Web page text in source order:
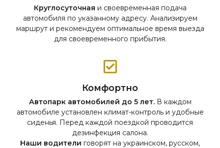
Круглосуточная и своевременная подача
автомобиля по указанному адресу. Анализируем
маршрут и рекомендуем оптимальное время выезда
для своевременного прибытия.
Комфортно
Автопарк автомобилей до 5 лет.В каждом
автомобиле установлен климат-контроль и удобные
сиденья. Перед каждой поездкой проводится
дезинфекция салона.
Наши водители говорят на украинском, русском,